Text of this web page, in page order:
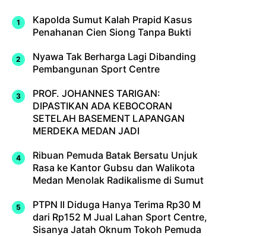
Kapolda Sumut Kalah Prapid Kasus
Penahanan Cien Siong Tanpa Bukti
Nyawa Tak Berharga Lagi Dibanding
Pembangunan Sport Centre
PROF. JOHANNES TARIGAN:
DIPASTIKAN ADA KEBOCORAN
SETELAH BASEMENT LAPANGAN
MERDEKA MEDAN JADI
Ribuan Pemuda Batak Bersatu Unjuk
Rasa ke Kantor Gubsu dan Walikota
Medan Menolak Radikalisme di Sumut
PTPN II Diduga Hanya Terima Rp30 M
dari Rp152 M Jual Lahan Sport Centre,
Sisanya Jatah Oknum Tokoh Pemuda